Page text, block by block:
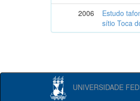
2006
Estudo
sítio Toca
UNIVERSIDADE